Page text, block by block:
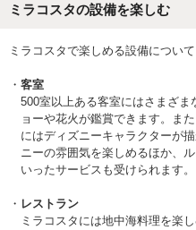
ミラコスタの設備を楽しむ
ミラコスタで楽しめる設備につい
客室
500室以上ある客室にはさまざ
ョーや花火が鑑賞できます。ま
にはディズニーキャラクターが
ニーの雰囲気を楽しめるほか、
いったサービスも受けられます。
レストラン
ミラコスタには地中海料理を楽